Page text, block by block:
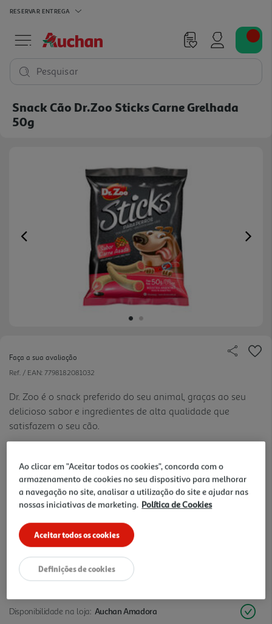
RESERVAR ENTREGA
Pesquisar
Snack Cão Dr.zoo Sticks Carne Grelhada
50g
Previous
Faça a sua avaliação
Ref. / EAN: 7798182081032
Dr. Zoo é o snack preferido do seu animal, graças ao seu
delicioso sabor e ingredientes de alta qualidade que
satisfazem o seu cão.
1,49 €
Notas de preparação
Disponibilidade na loja: Auchan Amadora
Ao clicar em "Aceitar todos os cookies", concorda com o
armazenamento de cookies no seu dispositivo para melhorar
a navegação no site, analisar a utilização do site e ajudar nas
nossas iniciativas de marketing. Política de Cookies
Aceitar todos os cookies
Definições de cookies